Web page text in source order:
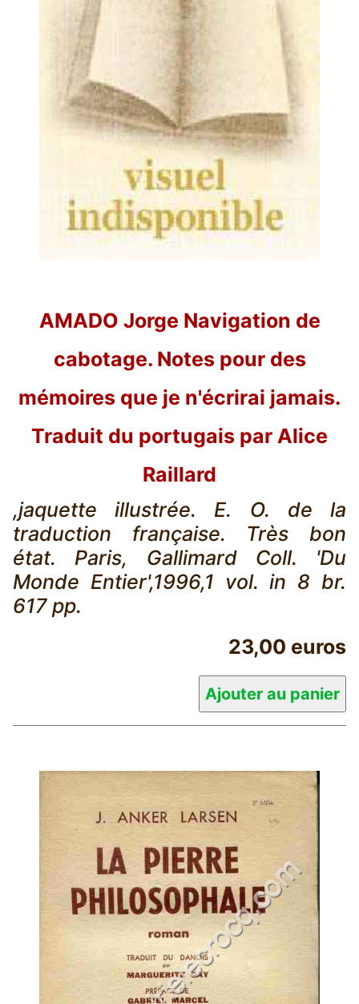
AMADO Jorge Navigation de
cabotage. Notes pour des
mémoires que je n'écrirai jamais.
Traduit du portugais par Alice
Raillard
,jaquette illustrée. E. O. de la
traduction française. Très bon
état. Paris, Gallimard Coll. 'Du
Monde Entier',1996,1 vol. in 8 br.
617 pp.
23,00 euros